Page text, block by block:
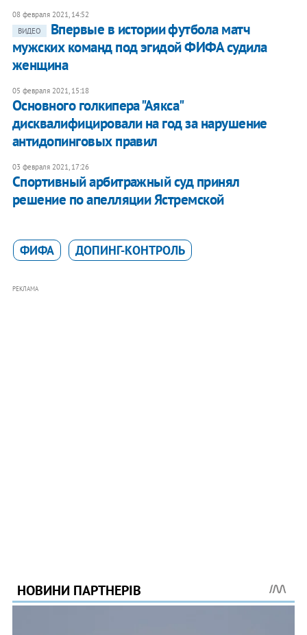
08 февраля 2021, 14:52
ВИДЕО
Впервые в истории футбола матч
мужских команд под эгидой ФИФА судила
женщина
05 февраля 2021, 15:18
Основного голкипера "Аякса"
дисквалифицировали на год за нарушение
антидопинговых правил
03 февраля 2021, 17:26
Спортивный арбитражный суд принял
решение по апелляции Ястремской
ФИФА ДОПИНГ-КОНТРОЛЬ
РЕКЛАМА